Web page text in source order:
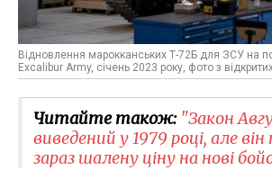
Відновлення марокканських Т-72Б для ЗСУ на
Excalibur Army, січень 2023 року, фото з
Читайте також: "Закон
виведений у 1979 році, але
зараз шалену ціну на нові